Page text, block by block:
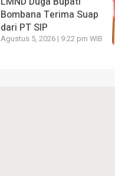
Bombana Terima Suap
dari PT SIP
Agustus 5, 2026 | 9:22 pm WIB